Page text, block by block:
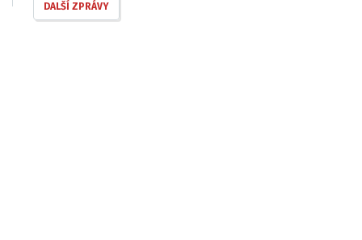
DALŠÍ ZPRÁVY